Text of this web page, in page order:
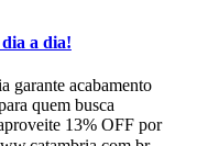
a dia!
garante acabamento
quem busca
13% OFF por